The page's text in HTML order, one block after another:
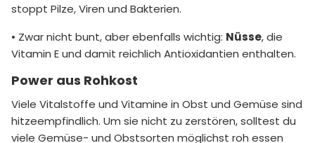
stoppt Pilze, Viren und Bakterien.
• Zwar nicht bunt, aber ebenfalls wichtig: Nüsse, die
Vitamin E und damit reichlich Antioxidantien enthalten.
Power aus Rohkost
Viele Vitalstoffe und Vitamine in Obst und Gemüse sind
hitzeempfindlich. Um sie nicht zu zerstören, solltest du
viele Gemüse- und Obstsorten möglichst roh essen